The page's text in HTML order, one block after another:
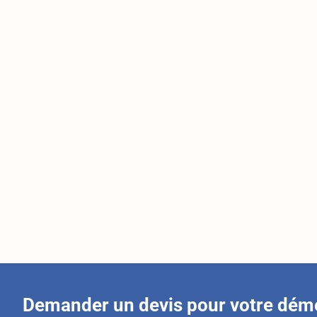
Demander un devis pour votre